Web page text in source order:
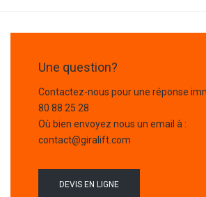
Une question?
Contactez-nous pour une réponse
80 88 25 28
Où bien envoyez nous un email à :
contact@giralift.com
DEVIS EN LIGNE